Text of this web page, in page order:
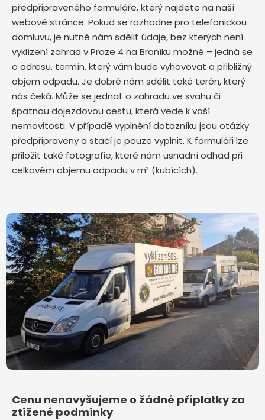
předpřipraveného formuláře, který najdete na naší
webové stránce. Pokud se rozhodne pro telefonickou
domluvu, je nutné nám sdělit údaje, bez kterých není
vyklízení zahrad v Praze 4 na Braníku možné – jedná se
o adresu, termín, který vám bude vyhovovat a přibližný
objem odpadu. Je dobré nám sdělit také terén, který
nás čeká. Může se jednat o zahradu ve svahu či
špatnou dojezdovou cestu, která vede k vaší
nemovitosti. V případě vyplnění dotazníku jsou otázky
předpřipraveny a stačí je pouze vyplnit. K formuláři lze
přiložit také fotografie, které nám usnadní odhad při
celkovém objemu odpadu v m³ (kubících).
Cenu nenavyšujeme o žádné příplatky za
ztížené podmínky